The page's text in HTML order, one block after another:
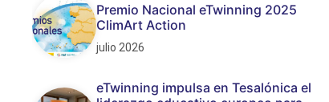
Premio Nacional eTwinning 2025
ClimArt Action
julio 2026
eTwinning impulsa en Tesalónica el